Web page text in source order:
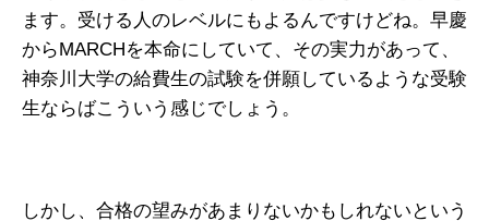
ます。受ける人のレベルにもよるんですけどね。早慶
からMARCHを本命にしていて、その実力があって、
神奈川大学の給費生の試験を併願しているような受験
生ならばこういう感じでしょう。
しかし、合格の望みがあまりないかもしれないという